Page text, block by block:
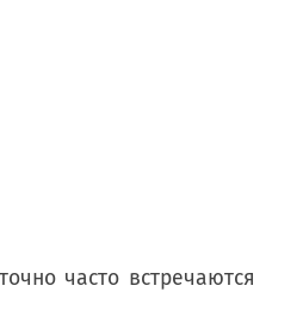
часто встречаются